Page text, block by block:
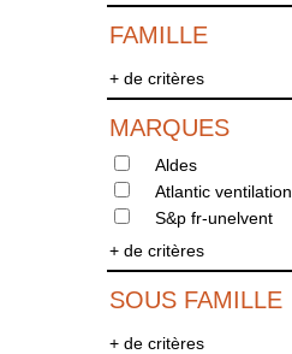
FAMILLE
+ de critères
MARQUES
Aldes
Atlantic ventilation
S&p fr-unelvent
+ de critères
SOUS FAMILLE
+ de critères